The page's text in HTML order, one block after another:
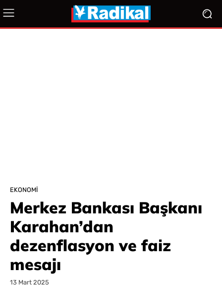
EKONOMI
Merkez Bankası Başkanı
Karahan’dan
dezenflasyon ve faiz
mesajı
13 Mart 2025